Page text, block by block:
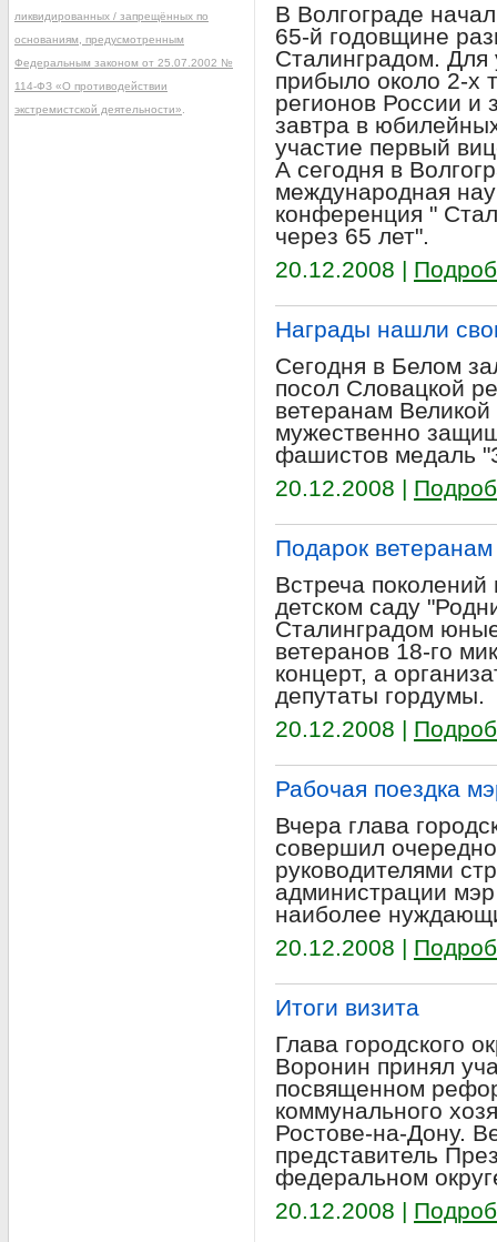
В Волгограде
65-й годовщине
Сталинградом. Для
прибыло около 2-х
регионов России и
завтра в
участие первый
А сегодня в
международная
конференция "
через 65 лет".
20.12.2008 |
Награды нашли
Сегодня в Белом
посол Словацкой
ветеранам
мужественно
фашистов медаль
20.12.2008 |
Подарок
Встреча
детском саду
Сталинградом
ветеранов 18-го
концерт, а
депутаты гордумы.
20.12.2008 |
Рабочая поездка
Вчера глава
совершил
руководителями
администрации
наиболее
20.12.2008 |
Итоги визита
Глава городского
Воронин принял
посвященном
коммунального
Ростове-на-Дону.
представитель
федеральном
20.12.2008 |
ликвидированных / запрещённых по
основаниям, предусмотренным
Федеральным законом от 25.07.2002 №
114-ФЗ «О противодействии
экстремистской деятельности»